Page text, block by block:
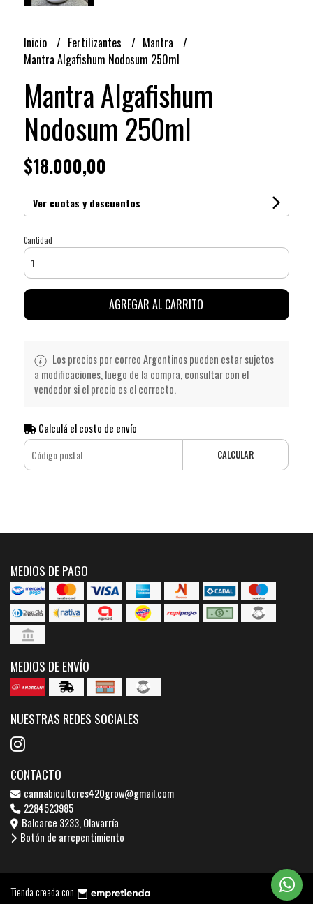
Inicio Fertilizantes
Mantra
Mantra Algafishum Nodosum 250ml
Mantra Algafishum
Nodosum 250ml
$18.000,00
Ver cuotas y descuentos
Cantidad
AGREGAR AL CARRITO
Los precios por correo Argentinos pueden estar sujetos
a modificaciones, luego de la compra, consultar con el
vendedor si el precio es el correcto.
Calculá el costo de envío
CALCULAR
MEDIOS DE PAGO
MEDIOS DE ENVÍO
NUESTRAS REDES SOCIALES
CONTACTO
cannabicultores420grow@gmail.com
2284523985
Balcarce 3233, Olavarría
Botón de arrepentimiento
Tienda creada con